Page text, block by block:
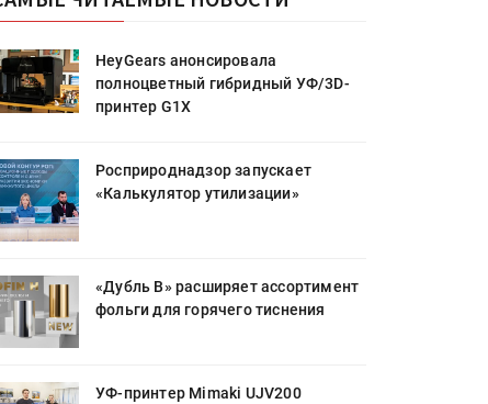
HeyGears анонсировала
полноцветный гибридный УФ/3D-
принтер G1X
Росприроднадзор запускает
«Калькулятор утилизации»
«Дубль В» расширяет ассортимент
фольги для горячего тиснения
УФ-принтер Mimaki UJV200